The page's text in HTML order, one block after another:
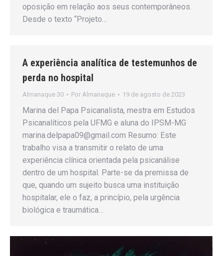
oposição em relação aos seus contemporâneos.
Desde o texto “Projeto…
A experiência analítica de testemunhos de
perda no hospital
Almanaque 30 Por Almanaque 19 de agosto de 2023
Marina del Papa Psicanalista, mestra em Estudos
Psicanalíticos pela UFMG e aluna do IPSM-MG
marina.delpapa09@gmail.com Resumo: Este
trabalho visa a transmitir o relato de uma
experiência clínica orientada pela psicanálise
dentro de um hospital. Parte-se da premissa de
que, quando um sujeito busca uma instituição
hospitalar, ele o faz, a princípio, pela urgência
biológica e traumática…